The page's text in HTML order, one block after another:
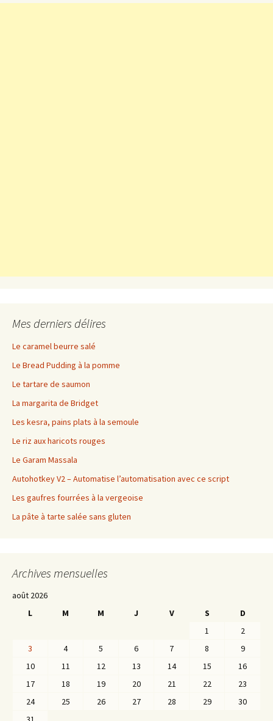
Mes derniers délires
Le caramel beurre salé
Le Bread Pudding à la pomme
Le tartare de saumon
La margarita de Bridget
Les kesra, pains plats à la semoule
Le riz aux haricots rouges
Le Garam Massala
Autohotkey V2 – Automatise l’automatisation avec ce script
Les gaufres fourrées à la vergeoise
La pâte à tarte salée sans gluten
Archives mensuelles
août 2026
L
M M J V S
D
1
2
3
4 5 6 7 8
9
10
11 12 13 14 15
16
17
18 19 20 21 22
23
24
25 26 27 28 29
30